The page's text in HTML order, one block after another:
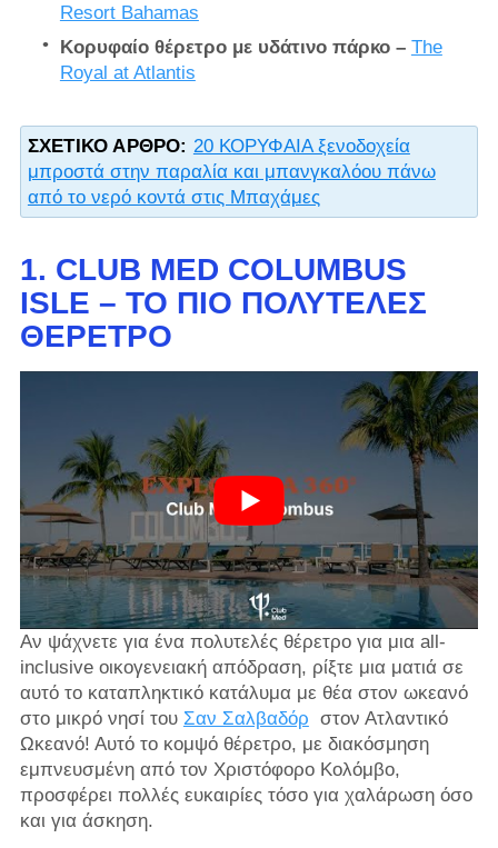
Resort Bahamas
Κορυφαίο θέρετρο με υδάτινο πάρκο – The
Royal at Atlantis
ΣΧΕΤΙΚΌ ΆΡΘΡΟ: 20 ΚΟΡΥΦΑΙΑ ξενοδοχεία
μπροστά στην παραλία και μπανγκαλόου πάνω
από το νερό κοντά στις Μπαχάμες
1. CLUB MED COLUMBUS
ISLE – ΤΟ ΠΙΟ ΠΟΛΥΤΕΛΈΣ
ΘΈΡΕΤΡΟ
Αν ψάχνετε για ένα πολυτελές θέρετρο για μια all-
inclusive οικογενειακή απόδραση, ρίξτε μια ματιά σε
αυτό το καταπληκτικό κατάλυμα με θέα στον ωκεανό
στο μικρό νησί του Σαν Σαλβαδόρ στον Ατλαντικό
Ωκεανό! Αυτό το κομψό θέρετρο, με διακόσμηση
εμπνευσμένη από τον Χριστόφορο Κολόμβο,
προσφέρει πολλές ευκαιρίες τόσο για χαλάρωση όσο
και για άσκηση.